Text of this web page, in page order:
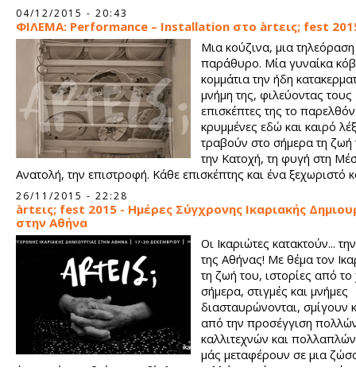
04/12/2015 - 20:43
ΦΙΛΕΜΑ: Performance – Installation στο àrtεις; fest
Μια κούζινα, μια τηλεόραση
παράθυρο. Μία γυναίκα
κομμάτια την ήδη
μνήμη της, φιλεύοντας τους
επισκέπτες της το
κρυμμένες εδώ και καιρό
τραβούν στο σήμερα τη ζωή
την Κατοχή, τη φυγή στη
Ανατολή, την επιστροφή. Κάθε επισκέπτης και ένα ξεχωριστό
ιστορίας.
26/11/2015 - 22:28
àrtεις; fest 2015 - Ημέρες Σύγχρονης Ικαριακής
στην Αθήνα
Οι Ικαριώτες κατακτούν...
της Αθήνας! Με θέμα τον
τη ζωή του, ιστορίες από το
σήμερα, στιγμές και μνήμες
διασταυρώνονται, σμίγουν
από την προσέγγιση
καλλιτεχνών και
μάς μεταφέρουν σε μια ζώσα
ένα νησί που βρίσκεται δίπλα μας αλλά και μέσα μας. Στο